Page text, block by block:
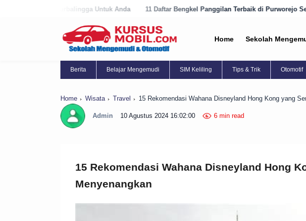
11 Daftar Bengkel Panggilan Terbaik di Purworejo Sekarang! 9
Home Sekolah
Berita Belajar Mengemudi SIM Keliling Tips & Trik Otomotif
Home Wisata Travel 15 Rekomendasi Wahana Disneyland Hong Kong yang
Admin 10 Agustus 2024 16:02:00 6 min read
15 Rekomendasi Wahana Disneyland Hong
Menyenangkan